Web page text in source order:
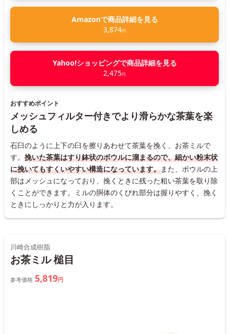
Amazonで商品詳細を見る
3,874円
Yahoo!ショッピングで商品詳細を見る
2,475円
おすすめポイント
メッシュフィルター付きでより滑らかな茶葉を楽
しめる
石臼のように上下の臼を擦りあわせて茶葉を挽く、お茶ミルで
す。 挽いた茶葉はすり鉢状のボウルに溜まるので、細かい粉末状
に挽いてもすくいやすい構造になっています。また、ボウルの上
部はメッシュになっており、挽くときに残った粗い茶葉を取り除
くことができます。ミルの胴体のくびれ部分は握りやすく、挽く
ときにしっかりと力が入ります。
川崎合成樹脂
お茶ミル 槌目
参考価格 5,819円